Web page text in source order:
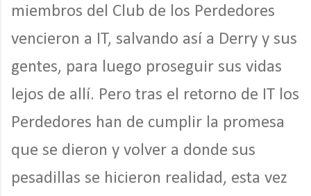
miembros del Club de los Perdedores
vencieron a IT, salvando así a Derry y sus
gentes, para luego proseguir sus vidas
lejos de allí. Pero tras el retorno de IT los
Perdedores han de cumplir la promesa
que se dieron y volver a donde sus
pesadillas se hicieron realidad, esta vez